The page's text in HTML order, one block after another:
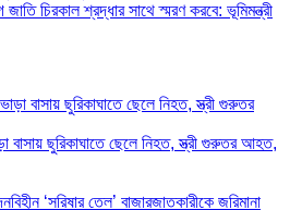
চিরকাল শ্রদ্ধার সাথে স্মরণ করবে: ভূমিমন্ত্রী
বাসায় ছুরিকাঘাতে ছেলে নিহত, স্ত্রী গুরুতর আহত,